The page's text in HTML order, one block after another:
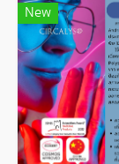
New